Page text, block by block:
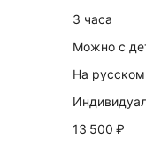
3 часа
Можно с
На
13 500 ₽